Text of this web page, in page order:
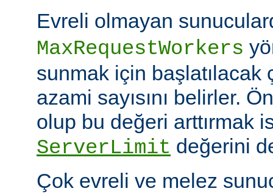
Evreli olmayan
MaxRequestWorkers
sunmak için başlatılacak
azami sayısını belirler.
olup bu değeri arttırmak
ServerLimit değerini
Çok evreli ve melez